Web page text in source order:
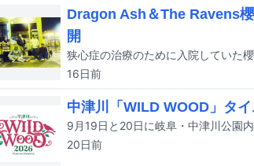
Dragon Ash＆The Ravens
開
16日前
中津川「WILD WOOD」タ
20日前